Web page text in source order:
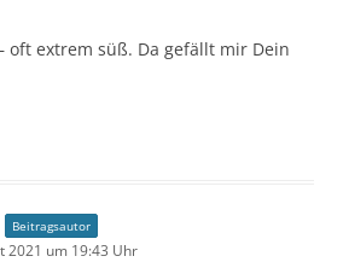
oft extrem süß. Da gefällt mir Dein
Beitragsautor
2021 um 19:43 Uhr